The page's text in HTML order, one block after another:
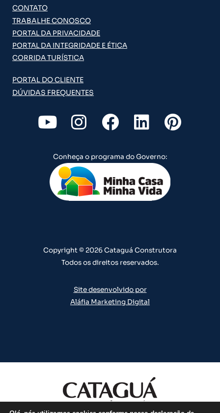
CONTATO
TRABALHE CONOSCO
PORTAL DA PRIVACIDADE
PORTAL DA INTEGRIDADE E ÉTICA
CORRIDA TURÍSTICA
PORTAL DO CLIENTE
DÚVIDAS FREQUENTES
Y
o
u
t
u
b
I
n
s
t
a
g
m
F
a
c
e
b
o
L
i
n
k
e
d
P
i
t
Conheça o programa do Governo:
Copyright © 2026 Cataguá Construtora
Todos os direitos reservados.
Site desenvolvido por
Aláfia Marketing Digital